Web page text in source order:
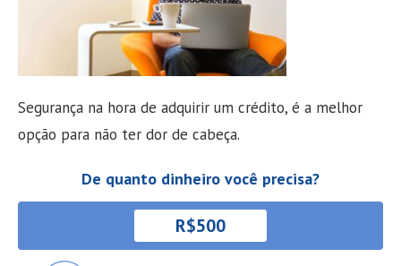
Segurança na hora de adquirir um crédito, é a melhor
opção para não ter dor de cabeça.
De quanto dinheiro você precisa?